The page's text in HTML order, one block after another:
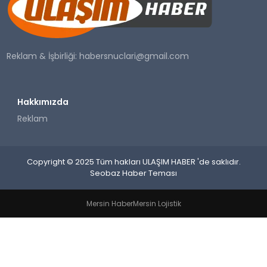
SAĞLIK
YAŞAM
Reklam & İşbirliği:habersnuclari@gmail.com
Hakkımızda
Reklam
Copyright © 2025 Tüm hakları ULAŞIM HABER 'de saklıdır.
Seobaz Haber Teması
Mersin HaberMersin Lojistik